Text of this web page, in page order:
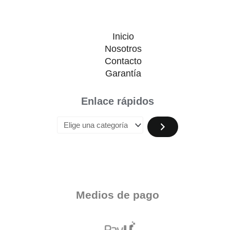
Inicio
Nosotros
Contacto
Garantía
Enlace rápidos
Medios de pago